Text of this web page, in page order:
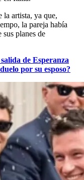
la artista, ya que,
la pareja había
sus planes de
de Esperanza
por su esposo?